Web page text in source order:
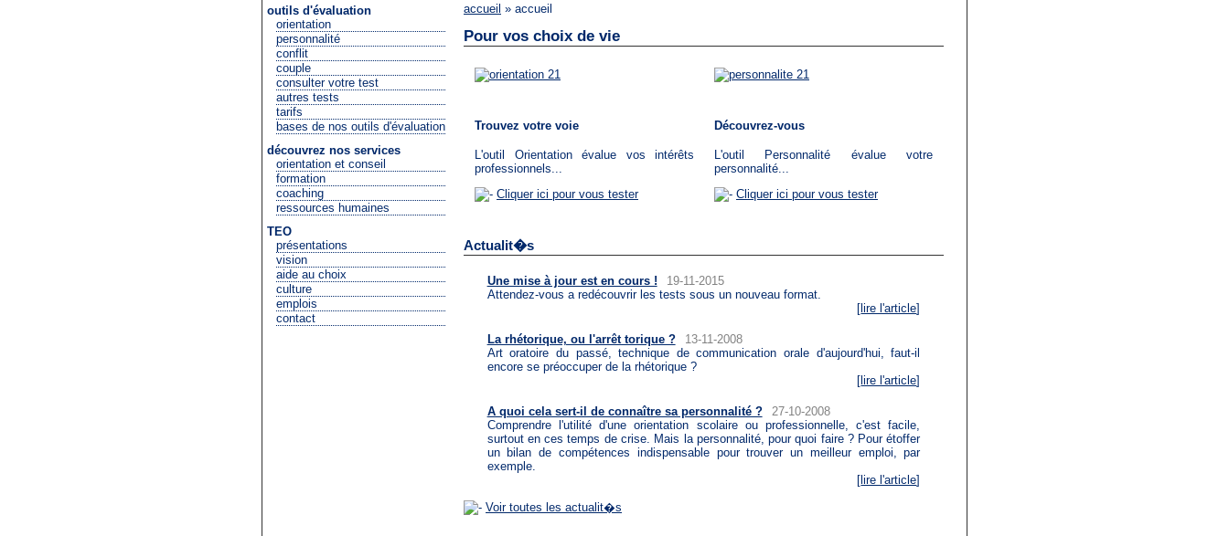
outils d'évaluation
orientation
personnalité
conflit
couple
consulter votre test
autres tests
tarifs
bases de nos outils d'évaluation
découvrez nos services
orientation et conseil
formation
coaching
ressources humaines
TEO
présentations
vision
aide au choix
culture
emplois
contact
accueil » accueil
Pour vos choix de vie
Trouvez votre voie
L'outil Orientation évalue vos intérêts
professionnels...
Cliquer ici pour vous tester
Découvrez-vous
L'outil Personnalité évalue votre
personnalité...
Cliquer ici pour vous tester
Actualit�s
Une mise à jour est en cours !
19-11-2015
Attendez-vous a redécouvrir les tests sous un nouveau format.
[lire l'article]
La rhétorique, ou l'arrêt torique ?
13-11-2008
Art oratoire du passé, technique de communication orale d'aujourd'hui, faut-il
encore se préoccuper de la rhétorique ?
[ lire l'article]
A quoi cela sert-il de connaître sa personnalité ?
27-10-2008
Comprendre l'utilité d'une orientation scolaire ou professionnelle, c'est facile,
surtout en ces temps de crise. Mais la personnalité, pour quoi faire ? Pour étoffer
un bilan de compétences indispensable pour trouver un meilleur emploi, par
exemple.
[ lire l'article]
Voir toutes les actualit�s